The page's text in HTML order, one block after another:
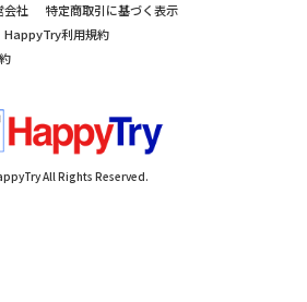
会社
特定商取引に基づく表示
HappyTry利用規約
All Rights Reserved.